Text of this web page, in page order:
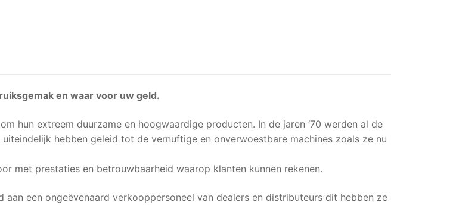
en waar voor uw geld.
hun extreem duurzame en hoogwaardige producten. In de jaren ‘70 werden al de
hebben geleid tot de vernuftige en onverwoestbare machines zoals ze nu
met prestaties en betrouwbaarheid waarop klanten kunnen rekenen.
een ongeëvenaard verkooppersoneel van dealers en distributeurs dit hebben ze